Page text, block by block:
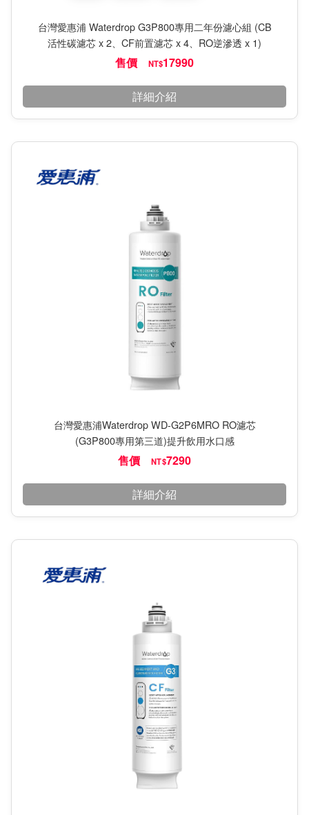
台灣愛惠浦 Waterdrop G3P800專用二年份濾心組 (CB
活性碳濾芯 x 2、CF前置濾芯 x 4、RO逆滲透 x 1)
售價 NT$17990
詳細介紹
台灣愛惠浦Waterdrop WD-G2P6MRO RO濾芯
(G3P800專用第三道)提升飲用水口感
售價 NT$7290
詳細介紹